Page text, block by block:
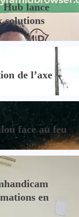
lance
solutions
de l’axe
face au feu
en